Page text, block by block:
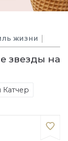
ЖИЗНИ
звезды на